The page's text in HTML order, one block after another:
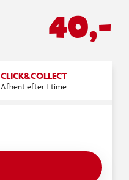
40,-
CLICK&COLLECT
Afhent efter 1 time